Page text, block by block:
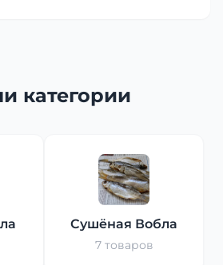
категории
Сушёная Вобла
7 товаров